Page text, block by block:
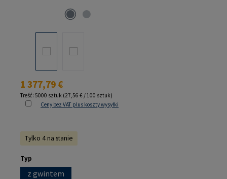
Cena regularna:
1 377,79 €
Treść: 5000 sztuk (27,56 € / 100 sztuk)
Ceny bez VAT plus koszty wysyłki
Tylko 4 na stanie
Wybierz
Typ
z gwintem